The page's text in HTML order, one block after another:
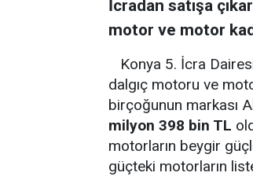
İcradan satışa
motor ve motor
Konya 5. İcra
dalgıç motoru ve
birçoğunun markası
milyon 398 bin TL
motorların beygir
güçteki motorların